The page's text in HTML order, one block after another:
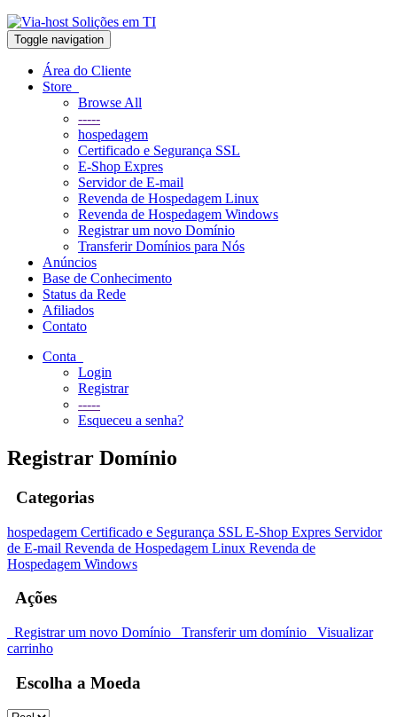
Toggle navigation
Área do Cliente
Store
Browse All
-----
hospedagem
Certificado e Segurança SSL
E-Shop Expres
Servidor de E-mail
Revenda de Hospedagem Linux
Revenda de Hospedagem Windows
Registrar um novo Domínio
Transferir Domínios para Nós
Anúncios
Base de Conhecimento
Status da Rede
Afiliados
Contato
Conta
Login
Registrar
-----
Esqueceu a senha?
Registrar Domínio
Categorias
hospedagem Certificado e Segurança SSL E-Shop Expres Servidor
de E-mail Revenda de Hospedagem Linux Revenda de
Hospedagem Windows
Ações
Registrar um novo Domínio Transferir um domínio
Visualizar
carrinho
Escolha a Moeda